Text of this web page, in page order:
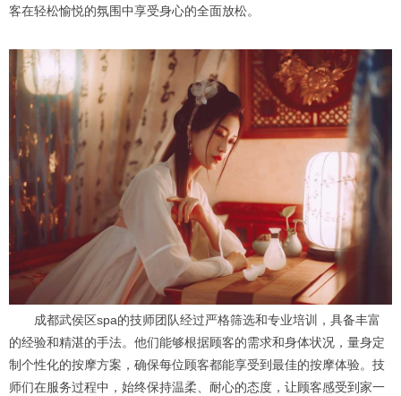
客在轻松愉悦的氛围中享受身心的全面放松。
成都武侯区spa的技师团队经过严格筛选和专业培训，具备丰富
的经验和精湛的手法。他们能够根据顾客的需求和身体状况，量身定
制个性化的按摩方案，确保每位顾客都能享受到最佳的按摩体验。技
师们在服务过程中，始终保持温柔、耐心的态度，让顾客感受到家一